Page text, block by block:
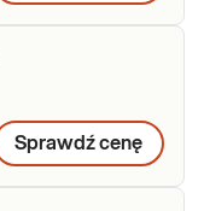
Sprawdź cenę